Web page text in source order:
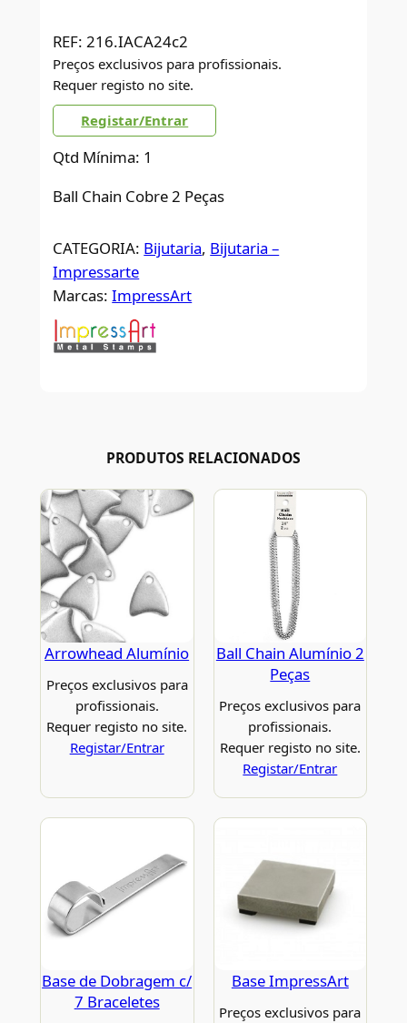
REF: 216.IACA24c2
Preços exclusivos para profissionais.
Requer registo no site.
Registar/Entrar
Qtd Mínima: 1
Ball Chain Cobre 2 Peças
CATEGORIA: Bijutaria, Bijutaria –
Impressarte
Marcas:ImpressArt
PRODUTOS RELACIONADOS
Arrowhead Alumínio
Preços exclusivos para
profissionais.
Requer registo no site.
Registar/Entrar
Ball Chain Alumínio 2
Peças
Preços exclusivos para
profissionais.
Requer registo no site.
Registar/Entrar
Base de Dobragem c/
7 Braceletes
Base ImpressArt
Preços exclusivos para